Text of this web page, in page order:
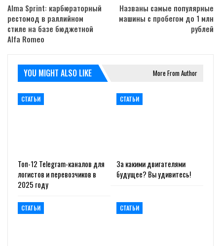
Alma Sprint: карбюраторный
рестомод в раллийном
стиле на базе бюджетной
Alfa Romeo
Названы самые популярные
машины с пробегом до 1 млн
рублей
YOU MIGHT ALSO LIKE More From Author
СТАТЬИ
Топ-12 Telegram-каналов для
логистов и перевозчиков в
2025 году
СТАТЬИ
За какими двигателями
будущее? Вы удивитесь!
СТАТЬИ СТАТЬИ